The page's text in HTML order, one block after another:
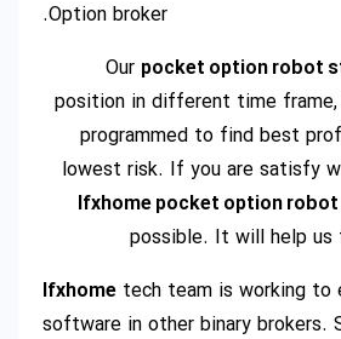
Option broker.
Our pocket option robot
position in different time
programmed to find best
lowest risk. If you are satisfy
Ifxhome pocket option
possible. It will help us
Ifxhome tech team is working to
software in other binary brokers.